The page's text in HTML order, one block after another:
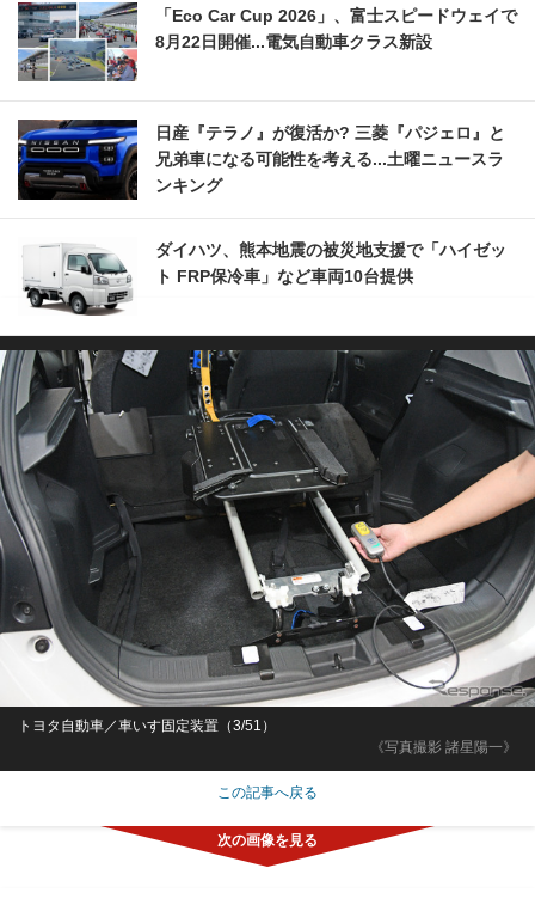
「Eco Car Cup 2026」、富士スピードウェイで
8月22日開催...電気自動車クラス新設
日産『テラノ』が復活か? 三菱『パジェロ』と
兄弟車になる可能性を考える...土曜ニュースラ
ンキング
ダイハツ、熊本地震の被災地支援で「ハイゼッ
ト FRP保冷車」など車両10台提供
《写真撮影 諸星陽一》
トヨタ自動車／車いす固定装置（3/51）
この記事へ戻る